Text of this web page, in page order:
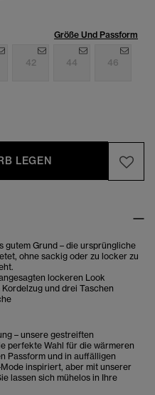
Größe Und Passform
42 44 46
LEGEN
gutem Grund – die ursprüngliche
ohne sackig oder zu locker zu
lockeren Look
und drei Taschen
– unsere gestreiften
perfekte Wahl für die wärmeren
Passform und in auffälligen
inspiriert, aber mit unserer
lassen sich mühelos in Ihre